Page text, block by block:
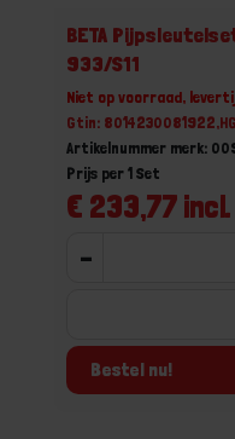
BETA
933/S11
Niet op voorraad,
Gtin:
Artikelnummer merk:
€ 233,77 incl.
Prijs per 1 Set
-
Bestel nu!